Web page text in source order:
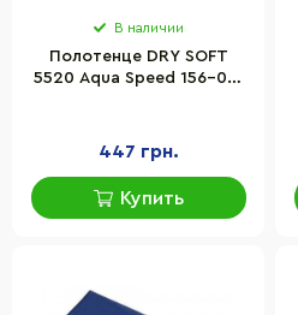
В наличии
Полотенце DRY SOFT
5520 Aqua Speed 156-02-
447 грн.
Купить